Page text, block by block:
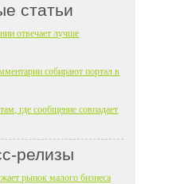
статьи
отвечает лучше
собирают портал в
где сообщение совпадает
релизы
рынок малого бизнеса